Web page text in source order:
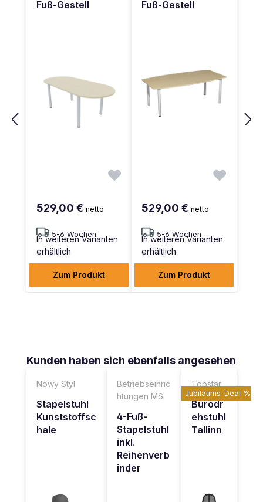
Fuß-Gestell
529,00 € netto
5-6 Wochen
In weiteren Varianten
erhältlich
Zum Produkt
Fuß-Gestell
529,00 € netto
5-6 Wochen
In weiteren Varianten
erhältlich
Zum Produkt
Produktgalerie überspringen
Kunden haben sich ebenfalls angesehen
Nowy Styl
Stapelstuhl
Kunststoffsc
hale
Betriebseinric
htungen MS
4-Fuß-
Stapelstuhl
inkl.
Reihenverb
inder
Topstar
Jubiläums-Deal %
Bürodr
ehstuhl
Tallinn